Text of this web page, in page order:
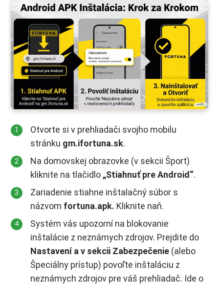
Otvorte si v prehliadači svojho mobilu
stránku gm.ifortuna.sk.
Na domovskej obrazovke (v sekcii Šport)
kliknite na tlačidlo „Stiahnuť pre Android“.
Zariadenie stiahne inštalačný súbor s
názvom fortuna.apk. Kliknite naň.
Systém vás upozorní na blokovanie
inštalácie z neznámych zdrojov. Prejdite do
Nastavení a v sekcii Zabezpečenie (alebo
Špeciálny prístup) povoľte inštaláciu z
neznámych zdrojov pre váš prehliadač. Ide o